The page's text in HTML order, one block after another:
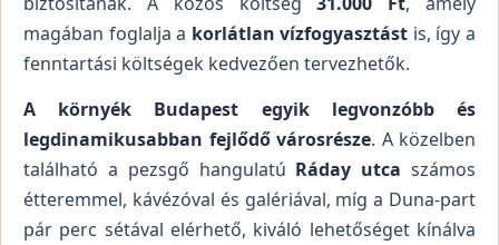
magában foglalja a korlátlan vízfogyasztást is, így a
fenntartási költségek kedvezően tervezhetők.
A környék Budapest egyik legvonzóbb és
legdinamikusabban fejlődő városrésze. A közelben
található a pezsgő hangulatú Ráday utca számos
étteremmel, kávézóval és galériával, míg a Duna-part
pár perc sétával elérhető, kiváló lehetőséget kínálva